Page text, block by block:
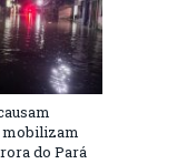
mobilizam
do Pará